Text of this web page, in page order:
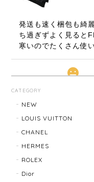
発送も速く梱包も綺
ち過ぎずよく見ると
寒いのでたくさん使
CATEGORY
NEW
LOUIS VUITTON
CHANEL
HERMES
ROLEX
Dior